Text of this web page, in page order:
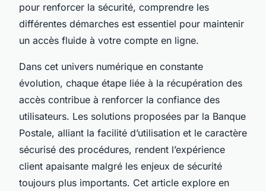
pour renforcer la sécurité, comprendre les
différentes démarches est essentiel pour maintenir
un accès fluide à votre compte en ligne.
Dans cet univers numérique en constante
évolution, chaque étape liée à la récupération des
accès contribue à renforcer la confiance des
utilisateurs. Les solutions proposées par la Banque
Postale, alliant la facilité d’utilisation et le caractère
sécurisé des procédures, rendent l’expérience
client apaisante malgré les enjeux de sécurité
toujours plus importants. Cet article explore en